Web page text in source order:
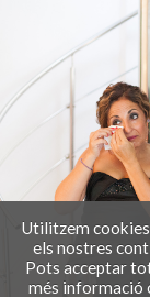
Utilitzem
els nostres
Pots acceptar
més informació